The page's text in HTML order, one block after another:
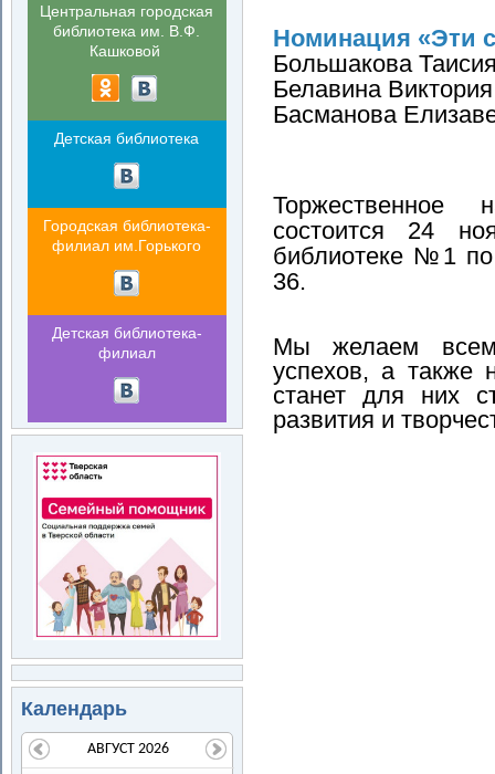
Центральная городская
библиотека им. В.Ф.
Кашковой
Детская библиотека
Городская библиотека-
филиал им.Горького
Детская библиотека-
филиал
Календарь
АВГУСТ 2026
Номинация «Эти
Большакова
Белавина
Басманова
Торжественное
состоится 24
библиотеке №1
36.
Мы желаем всем
успехов, а также
станет для них
развития и